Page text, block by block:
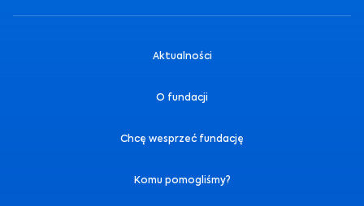
Aktualności
O fundacji
Chcę wesprzeć fundację
Komu pomogliśmy?